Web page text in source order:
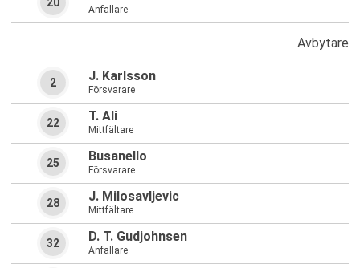
Anfallare
20
Avbytare
J. Karlsson
Försvarare
2
T. Ali
Mittfältare
22
Busanello
Försvarare
25
J. Milosavljevic
Mittfältare
28
D. T. Gudjohnsen
Anfallare
32